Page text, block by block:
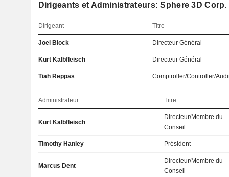
Dirigeants et Administrateurs: Sphere 3D Corp.
Dirigeant Titre
Joel Block Directeur Général
Kurt Kalbfleisch Directeur Général
Tiah Reppas Comptroller/Controller/
Administrateur Titre
Kurt Kalbfleisch
Directeur/Membre du
Conseil
Timothy Hanley Président
Marcus Dent
Directeur/Membre du
Conseil